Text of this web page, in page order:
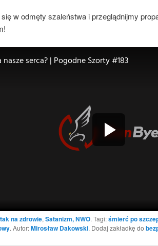
w odmęty szaleństwa i przeglądnijmy
na zdrowie, Satanizm, NWO. Tagi:śmierć po
. Autor:Mirosław Dakowski. Dodaj zakładkę do